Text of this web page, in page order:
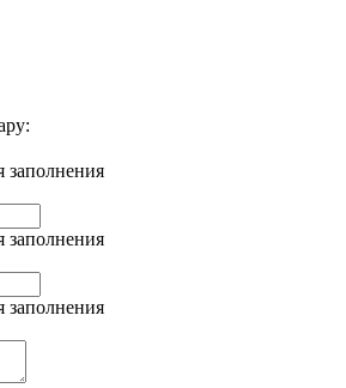
заполнения
заполнения
заполнения